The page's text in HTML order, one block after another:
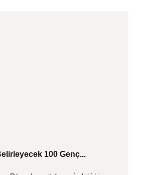
100 Genç...